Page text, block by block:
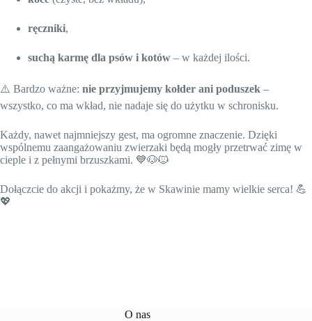
ręczniki,
suchą karmę dla psów i kotów – w każdej ilości.
⚠️ Bardzo ważne: nie przyjmujemy kołder ani poduszek –
wszystko, co ma wkład, nie nadaje się do użytku w schronisku.
Każdy, nawet najmniejszy gest, ma ogromne znaczenie. Dzięki
wspólnemu zaangażowaniu zwierzaki będą mogły przetrwać zimę w
cieple i z pełnymi brzuszkami. 💙🐶🐱
Dołączcie do akcji i pokażmy, że w Skawinie mamy wielkie serca! 💪
💖
O nas